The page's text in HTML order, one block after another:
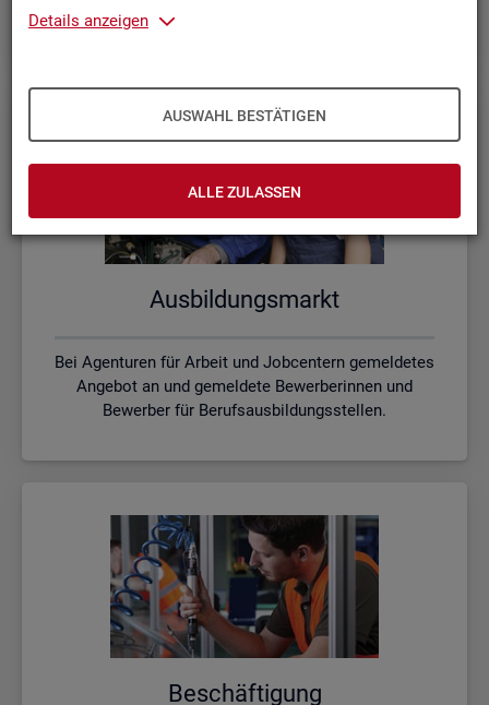
Details anzeigen
AUSWAHL BESTÄTIGEN
ALLE ZULASSEN
Beschäftigungsverhältnis fehlt?
Aus­bil­dungs­markt
Bei Agenturen für Arbeit und Jobcentern gemeldetes
Angebot an und gemeldete Bewerberinnen und
Bewerber für Berufsausbildungsstellen.
Be­schäf­ti­gung